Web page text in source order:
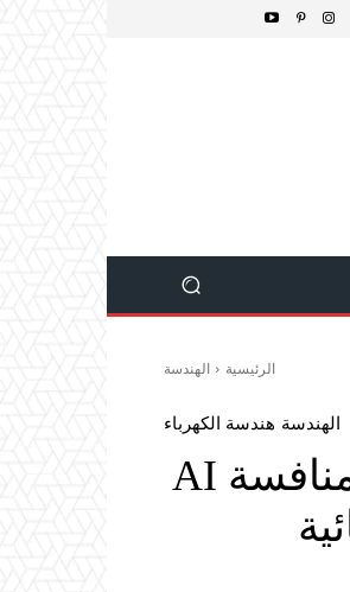
الرئيسية الهندسة
الهندسة هندسة الكهرباء
الهدف من النهج neuromorphic ليس منافسة AI